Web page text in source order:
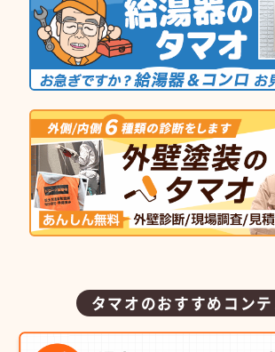
タマオのおすすめコン